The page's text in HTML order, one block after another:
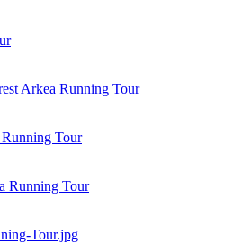
Arkea Running Tour
Tour
Running Tour
Tour.jpg